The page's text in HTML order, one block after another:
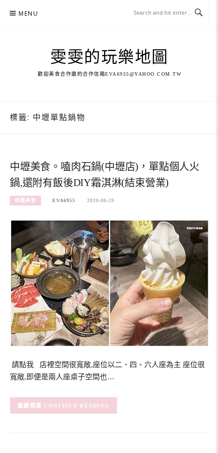
MENU
雯雯的玩樂地圖
歡迎美食合作邀約合作信箱EVA6955@YAHOO.COM.TW
標籤: 中壢單點鍋物
中壢美食。嗑肉石鍋(中壢店)，單點個人火
鍋,還附有飯後DIY霜淇淋(結束營業)
桃園美食 EVA6955 2020-06-29
請點我 店裡空間很寬敞,座位以二、四、六人座為主 座位很
寬敞,即便是兩人座桌子空間也…
CONTINUE READING